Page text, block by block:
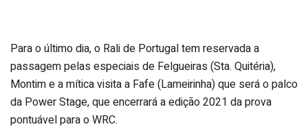
Para o último dia, o Rali de Portugal tem reservada a
passagem pelas especiais de Felgueiras (Sta. Quitéria),
Montim e a mítica visita a Fafe (Lameirinha) que será o palco
da Power Stage, que encerrará a edição 2021 da prova
pontuável para o WRC.